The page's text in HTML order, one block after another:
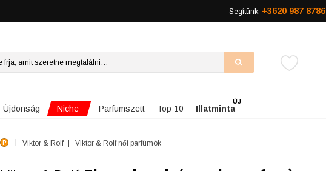
Segítünk: +3620 987 8786
Újdonság Niche Parfümszett Top 10 Illatminta
ÚJ
Viktor & Rolf Viktor & Rolf női parfümök